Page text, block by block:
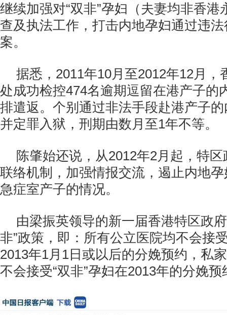
继续加强对“双非”孕妇（夫妻均非香港
查及执法工作，打击内地孕妇通过违
案。
据悉，2011年10月至2012年12月，
处成功检控474名逾期逗留在港产子的
排遣返。个别通过非法手段赴港产子
并定罪入狱，刑期由数月至1年不等。
陈肇始还说，从2012年2月起，特
联络机制，加强情报交流，遏止内地
急症室产子的情况。
由梁振英领导的新一届香港特区政
非”政策，即：所有公立医院均不会接
2013年1月1日或以后的分娩预约，私
不会接受“双非”孕妇在2013年的分娩预